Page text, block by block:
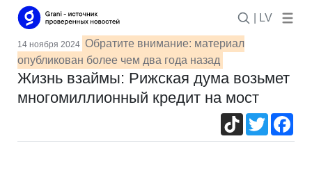
| LV
14 ноября 2024 Обратите внимание: материал
опубликован более чем два года назад
Жизнь взаймы: Рижская дума возьмет
многомиллионный кредит на мост
TikTokTwitter